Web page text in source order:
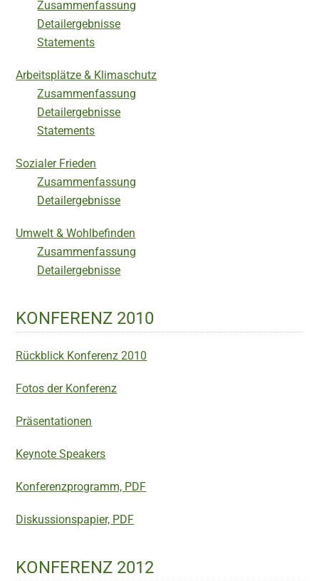
Zusammenfassung
Detailergebnisse
Statements
Arbeitsplätze & Klimaschutz
Zusammenfassung
Detailergebnisse
Statements
Sozialer Frieden
Zusammenfassung
Detailergebnisse
Umwelt & Wohlbefinden
Zusammenfassung
Detailergebnisse
KONFERENZ 2010
Rückblick Konferenz 2010
Fotos der Konferenz
Präsentationen
Keynote Speakers
Konferenzprogramm, PDF
Diskussionspapier, PDF
KONFERENZ 2012